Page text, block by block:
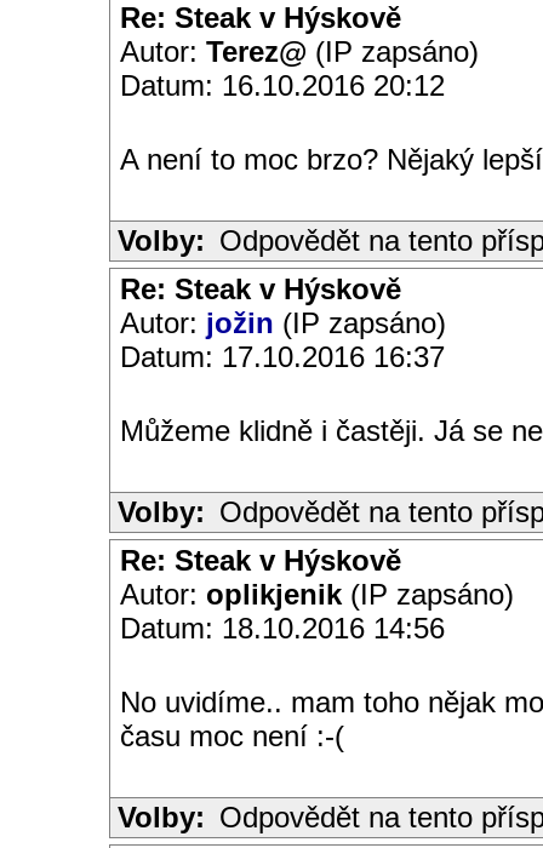
Re: Steak v Hýskově
Autor: Terez@ (IP zapsáno)
Datum: 16.10.2016 20:12
A není to moc brzo? Nějaký
Volby: Odpovědět na tento
Re: Steak v Hýskově
Autor: jožin (IP zapsáno)
Datum: 17.10.2016 16:37
Můžeme klidně i častěji. Já se
Volby: Odpovědět na tento
Re: Steak v Hýskově
Autor: oplikjenik (IP zapsáno)
Datum: 18.10.2016 14:56
No uvidíme.. mam toho nějak
času moc není :-(
Volby: Odpovědět na tento